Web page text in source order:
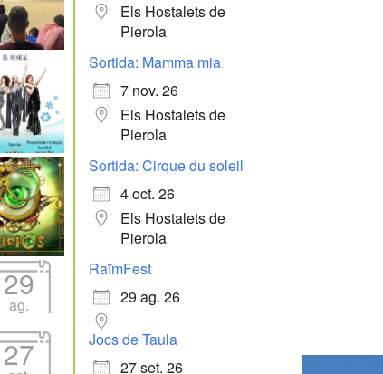
Els Hostalets de
Pierola
Sortida: Mamma mia
7 nov. 26
Els Hostalets de
Pierola
Sortida: Cirque du soleil
4 oct. 26
Els Hostalets de
Pierola
29
ag.
RaïmFest
29 ag. 26
27
Jocs de Taula
27 set. 26